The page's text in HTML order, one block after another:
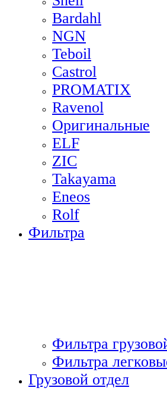
Bardahl
NGN
Teboil
Castrol
PROMATIX
Ravenol
Оригинальные
ELF
ZIC
Takayama
Eneos
Rolf
Фильтра
Фильтра
Фильтра
Грузовой отдел